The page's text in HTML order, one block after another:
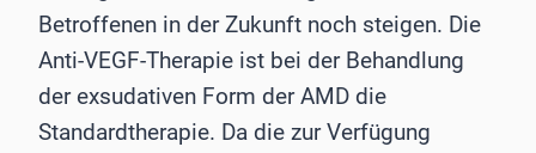
Betroffenen in der Zukunft noch steigen. Die
Anti-VEGF-Therapie ist bei der Behandlung
der exsudativen Form der AMD die
Standardtherapie. Da die zur Verfügung